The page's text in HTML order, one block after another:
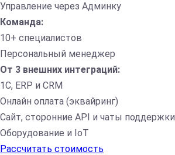
Управление через Админку
Команда:
10+ специалистов
Персональный менеджер
От 3 внешних интеграций:
1С, ERP и CRM
Онлайн оплата (эквайринг)
Сайт, сторонние API и чаты поддержки
Оборудование и IoT
Рассчитать стоимость